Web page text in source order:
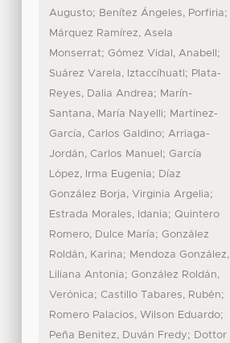
Augusto; Benítez Ángeles, Porfiria;
Márquez Ramírez, Asela
Monserrat; Gómez Vidal, Anabell ;
Suárez Varela, Iztaccíhuatl ; Plata-
Reyes, Dalia Andrea; Marín-
Santana, María Nayelli; Martínez-
García, Carlos Galdino; Arriaga-
Jordán, Carlos Manuel ; García
López, Irma Eugenia; Díaz
González Borja, Virginia Argelia;
Estrada Morales, Idania; Quintero
Romero, Dulce María; González
Roldán, Karina; Mendoza González,
Liliana Antonia; González Roldán,
Verónica; Castillo Tabares, Rubén;
Romero Palacios, Wilson Eduardo;
Peña Benitez, Duván Fredy; Dottor